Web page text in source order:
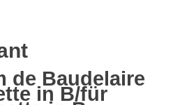
de Baudelaire
in B/für